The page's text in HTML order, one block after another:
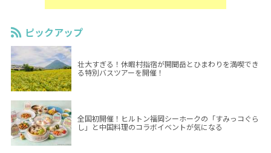
ピックアップ
壮大すぎる！休暇村指宿が開聞岳とひまわりを満喫でき
る特別バスツアーを開催！
全国初開催！ヒルトン福岡シーホークの「すみっコぐら
し」と中国料理のコラボイベントが気になる